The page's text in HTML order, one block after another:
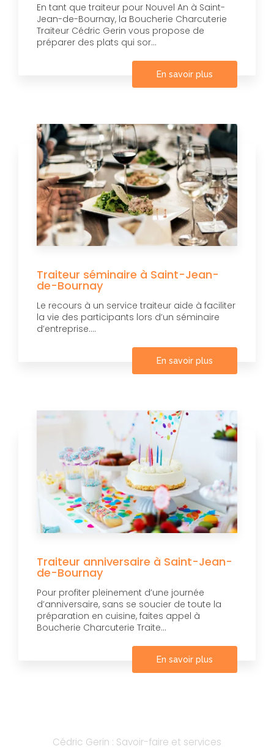
En tant que traiteur pour Nouvel An à Saint-
Jean-de-Bournay, la Boucherie Charcuterie
Traiteur Cédric Gerin vous propose de
préparer des plats qui sor...
En savoir plus
Traiteur séminaire à Saint-Jean-
de-Bournay
Le recours à un service traiteur aide à faciliter
la vie des participants lors d’un séminaire
d’entreprise....
En savoir plus
Traiteur anniversaire à Saint-Jean-
de-Bournay
Pour profiter pleinement d’une journée
d’anniversaire, sans se soucier de toute la
préparation en cuisine, faites appel à
Boucherie Charcuterie Traite...
En savoir plus
Cédric Gerin : Savoir-faire et services